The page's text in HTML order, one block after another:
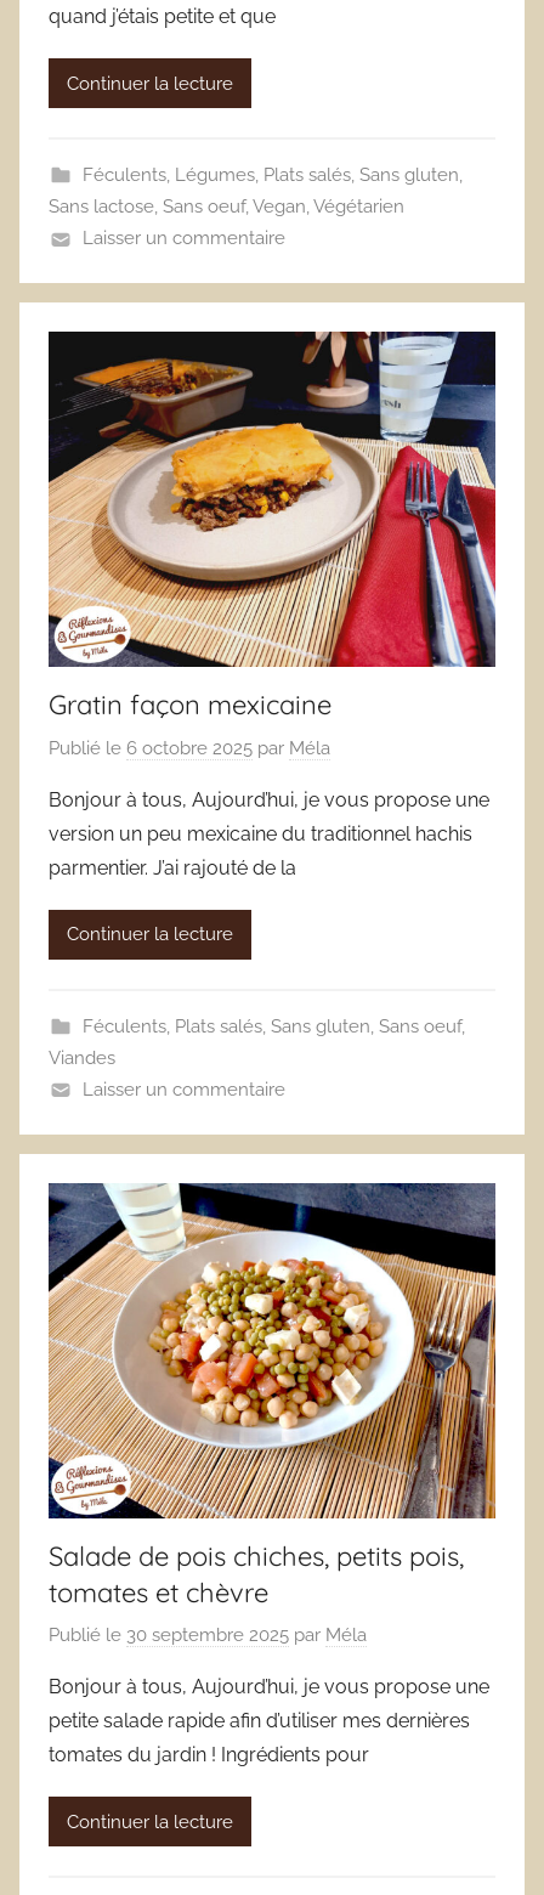
quand j’étais petite et que
Continuer la lecture
Féculents, Légumes, Plats salés, Sans gluten,
Sans lactose, Sans oeuf,Vegan,Végétarien
Laisser un commentaire
Gratin façon mexicaine
Publié le 6 octobre 2025 par Méla
Bonjour à tous, Aujourd’hui, je vous propose une
version un peu mexicaine du traditionnel hachis
parmentier. J’ai rajouté de la
Continuer la lecture
Féculents, Plats salés, Sans gluten Sans oeuf,
Viandes
Laisser un commentaire
Salade de pois chiches, petits pois,
tomates et chèvre
Publié le 30 septembre 2025 par Méla
Bonjour à tous, Aujourd’hui, je vous propose une
petite salade rapide afin d’utiliser mes dernières
tomates du jardin ! Ingrédients pour
Continuer la lecture